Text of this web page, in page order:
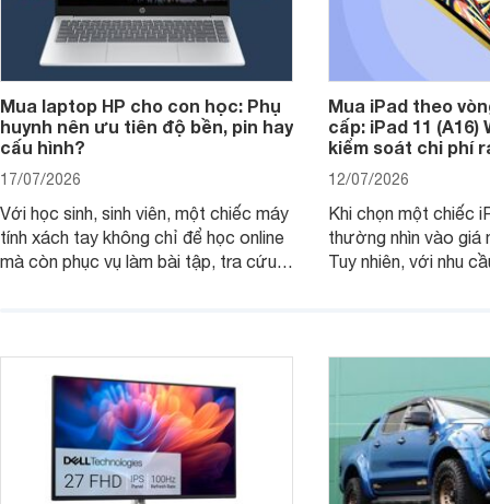
Mua laptop HP cho con học: Phụ
huynh nên ưu tiên độ bền, pin hay
cấu hình?
17/07/2026
Với học sinh, sinh viên, một chiếc máy
tính xách tay không chỉ để học online
mà còn phục vụ làm bài tập, tra cứu,
thay vì chỉ so sánh cấu hình trên giấy.
Mua iPad theo
cấp: iPad 11 (A16)
kiểm soát chi phí
12/07/2026
Khi chọn một chiếc
thường nhìn vào
Tuy nhiên, với nhu
không, dùng được